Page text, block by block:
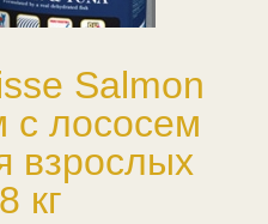
Salmon
с лососем
взрослых
кг